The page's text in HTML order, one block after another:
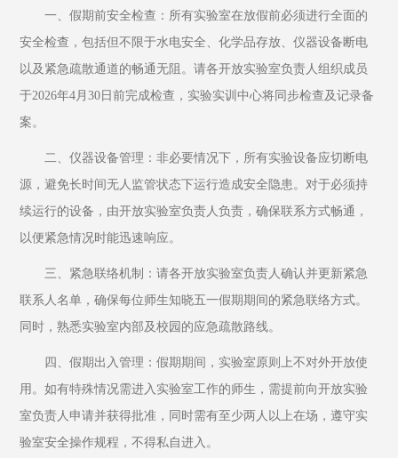
一、假期前安全检查：所有实验室在放假前必须进行全面的
安全检查，包括但不限于水电安全、化学品存放、仪器设备断电
以及紧急疏散通道的畅通无阻。请各开放实验室负责人组织成员
于2026年4月30日前完成检查，实验实训中心将同步检查及记录备
案。
二、仪器设备管理：非必要情况下，所有实验设备应切断电
源，避免长时间无人监管状态下运行造成安全隐患。对于必须持
续运行的设备，由开放实验室负责人负责，确保联系方式畅通，
以便紧急情况时能迅速响应。
三、紧急联络机制：请各开放实验室负责人确认并更新紧急
联系人名单，确保每位师生知晓五一假期期间的紧急联络方式。
同时，熟悉实验室内部及校园的应急疏散路线。
四、假期出入管理：假期期间，实验室原则上不对外开放使
用。如有特殊情况需进入实验室工作的师生，需提前向开放实验
室负责人申请并获得批准，同时需有至少两人以上在场，遵守实
验室安全操作规程，不得私自进入。